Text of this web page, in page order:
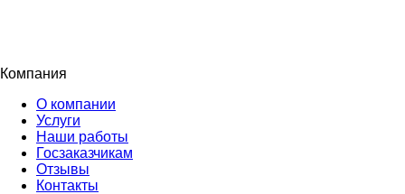
Компания
О компании
Услуги
Наши работы
Госзаказчикам
Отзывы
Контакты